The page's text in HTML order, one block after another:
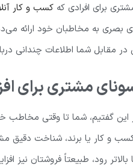
برای افرادی که کسب و کار
بصری به مخاطبان خود ارائه
مقابل شما اطلاعات چندانی
مشتری برای
گفتیم، شما تا وقتی مخاطب
و کار یا برند، شناخت دقیق
رود، طبیعتاً فروشتان نیز